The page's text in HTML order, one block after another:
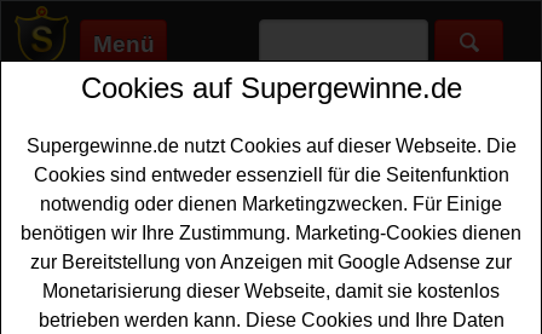
Menü
Supergewinne.de>Gewinnspiele>Freikarten Gewinnspiele
Anzeige:
Anzeige:
Scott Gewinnspiel - Ultraks
Zermatt 2026 Startplatz gewinnen
Cookies auf Supergewinne.de
Supergewinne.de nutzt Cookies auf dieser Webseite. Die
Cookies sind entweder essenziell für die Seitenfunktion
notwendig oder dienen Marketingzwecken. Für Einige
benötigen wir Ihre Zustimmung. Marketing-Cookies dienen
zur Bereitstellung von Anzeigen mit Google Adsense zur
Monetarisierung dieser Webseite, damit sie kostenlos
betrieben werden kann. Diese Cookies und Ihre Daten